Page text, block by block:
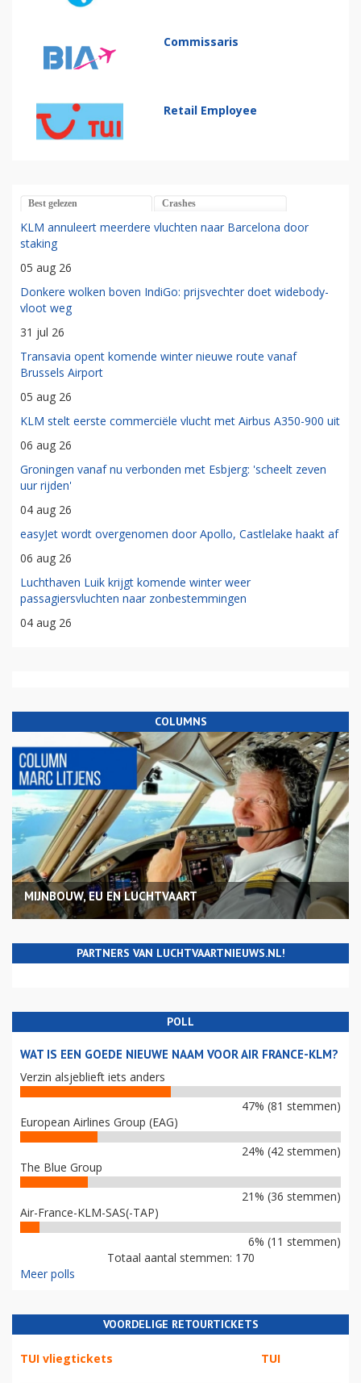
Commissaris
Retail Employee
Best gelezen Crashes
KLM annuleert meerdere vluchten naar Barcelona door
staking
05 aug 26
Donkere wolken boven IndiGo: prijsvechter doet widebody-
vloot weg
31 jul 26
Transavia opent komende winter nieuwe route vanaf
Brussels Airport
05 aug 26
KLM stelt eerste commerciële vlucht met Airbus A350-900 uit
06 aug 26
Groningen vanaf nu verbonden met Esbjerg: 'scheelt zeven
uur rijden'
04 aug 26
easyJet wordt overgenomen door Apollo, Castlelake haakt af
06 aug 26
Luchthaven Luik krijgt komende winter weer
passagiersvluchten naar zonbestemmingen
04 aug 26
COLUMNS
MIJNBOUW, EU EN LUCHTVAART
PARTNERS VAN LUCHTVAARTNIEUWS.NL!
POLL
WAT IS EEN GOEDE NIEUWE NAAM VOOR AIR FRANCE-KLM?
Verzin alsjeblieft iets anders
47% (81 stemmen)
European Airlines Group (EAG)
24% (42 stemmen)
The Blue Group
21% (36 stemmen)
Air-France-KLM-SAS(-TAP)
6% (11 stemmen)
Totaal aantal stemmen: 170
Meer polls
VOORDELIGE RETOURTICKETS
TUI vliegtickets TUI